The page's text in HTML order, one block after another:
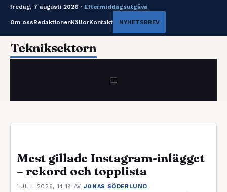
fredag, 7 augusti 2026 · Eftermiddagsutgåva
Om ossRedaktionenKällorKontakt NYHETSBREV
Hoppa
Tekniksektorn
MENY
Mest gillade Instagram-inlägget
– rekord och topplista
1 JULI 2026, 14:19 AV JONAS SÖDERLUND